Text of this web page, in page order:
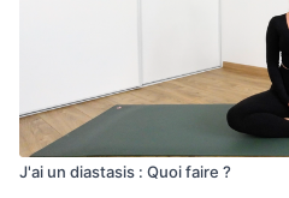
J'ai un diastasis : Quoi faire ?